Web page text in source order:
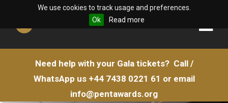
We use cookies to track usage and preferences.
Ok
Read more
Need help with your Gala tickets? Call /
WhatsApp us +44 7438 0221 61 or email
info@pentawards.org